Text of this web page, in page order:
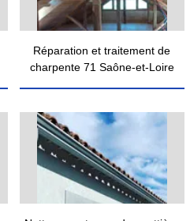
Réparation et traitement de
charpente 71 Saône-et-Loire